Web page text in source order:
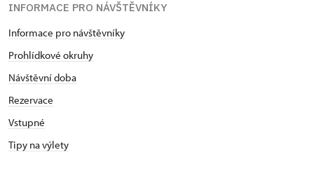
INFORMACE PRO NÁVŠTĚVNÍKY
Informace pro návštěvníky
Prohlídkové okruhy
Návštěvní doba
Rezervace
Vstupné
Tipy na výlety